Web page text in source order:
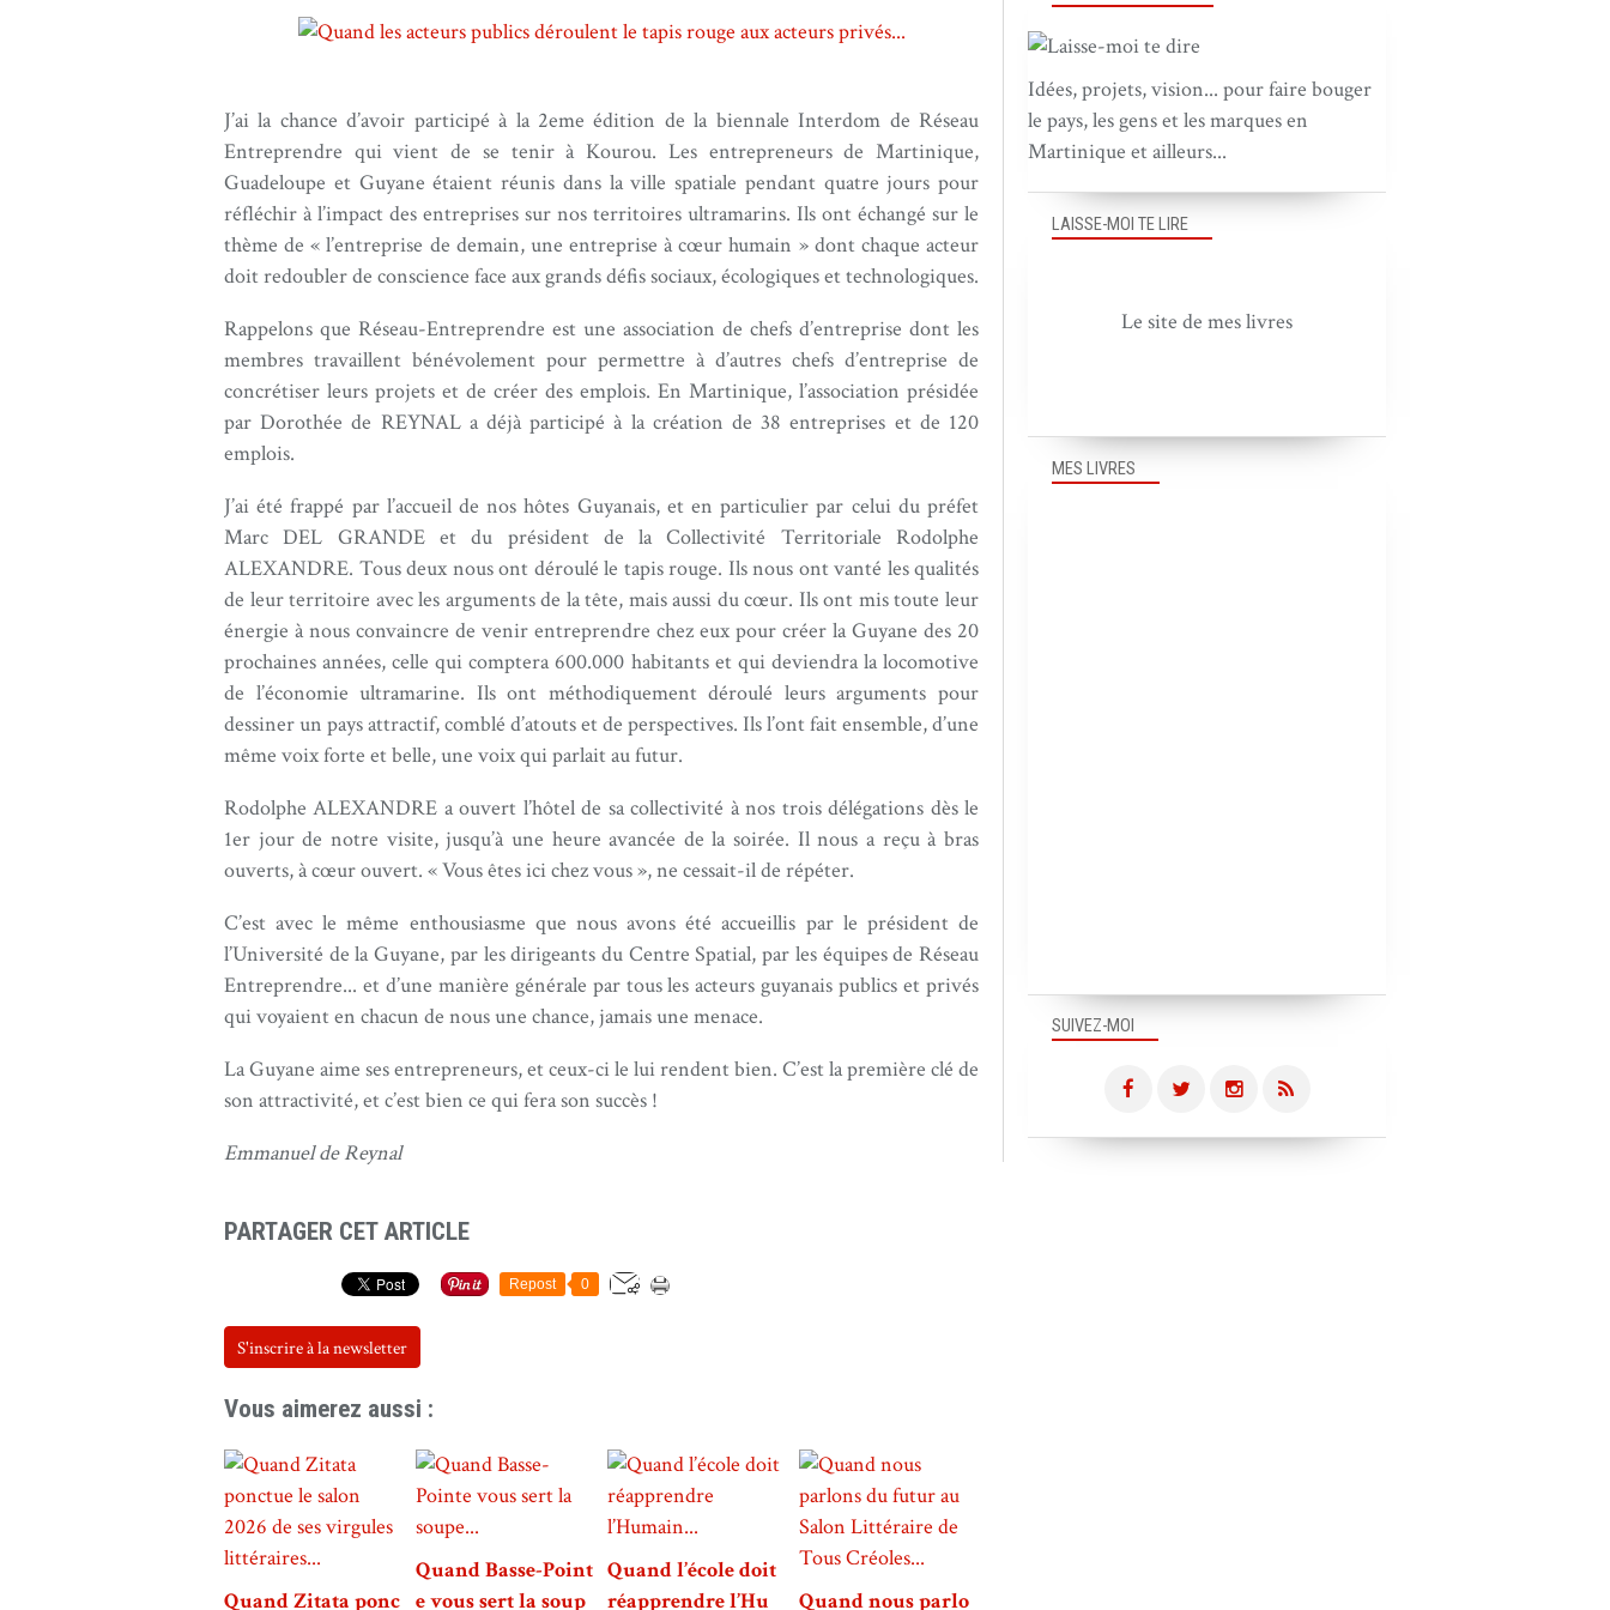
J’ai la chance d’avoir participé à la 2eme édition de la biennale Interdom de Réseau
Entreprendre qui vient de se tenir à Kourou. Les entrepreneurs de Martinique,
Guadeloupe et Guyane étaient réunis dans la ville spatiale pendant quatre jours pour
réfléchir à l’impact des entreprises sur nos territoires ultramarins. Ils ont échangé sur le
thème de « l’entreprise de demain, une entreprise à cœur humain » dont chaque acteur
doit redoubler de conscience face aux grands défis sociaux, écologiques et technologiques.
Rappelons que Réseau-Entreprendre est une association de chefs d’entreprise dont les
membres travaillent bénévolement pour permettre à d’autres chefs d’entreprise de
concrétiser leurs projets et de créer des emplois. En Martinique, l’association présidée
par Dorothée de REYNAL a déjà participé à la création de 38 entreprises et de 120
emplois.
J’ai été frappé par l’accueil de nos hôtes Guyanais, et en particulier par celui du préfet
Marc DEL GRANDE et du président de la Collectivité Territoriale Rodolphe
ALEXANDRE. Tous deux nous ont déroulé le tapis rouge. Ils nous ont vanté les qualités
de leur territoire avec les arguments de la tête, mais aussi du cœur. Ils ont mis toute leur
énergie à nous convaincre de venir entreprendre chez eux pour créer la Guyane des 20
prochaines années, celle qui comptera 600.000 habitants et qui deviendra la locomotive
de l’économie ultramarine. Ils ont méthodiquement déroulé leurs arguments pour
dessiner un pays attractif, comblé d’atouts et de perspectives. Ils l’ont fait ensemble, d’une
même voix forte et belle, une voix qui parlait au futur.
Rodolphe ALEXANDRE a ouvert l’hôtel de sa collectivité à nos trois délégations dès le
1er jour de notre visite, jusqu’à une heure avancée de la soirée. Il nous a reçu à bras
ouverts, à cœur ouvert. « Vous êtes ici chez vous », ne cessait-il de répéter.
C’est avec le même enthousiasme que nous avons été accueillis par le président de
l’Université de la Guyane, par les dirigeants du Centre Spatial, par les équipes de Réseau
Entreprendre... et d’une manière générale par tous les acteurs guyanais publics et privés
qui voyaient en chacun de nous une chance, jamais une menace.
La Guyane aime ses entrepreneurs, et ceux-ci le lui rendent bien. C’est la première clé de
son attractivité, et c’est bien ce qui fera son succès !
Emmanuel de Reynal
PARTAGER CET ARTICLE
Repost 0
S'inscrire à la newsletter
Vous aimerez aussi :
Quand Zitata ponc
Quand Basse-Point
e vous sert la soup
Quand l’école doit
réapprendre l’Hu
Quand nous parlo
SUIVEZ-MOI
Idées, projets, vision... pour faire bouger
le pays, les gens et les marques en
Martinique et ailleurs...
MES LIVRES
LAISSE-MOI TE LIRE
Le site de mes livres